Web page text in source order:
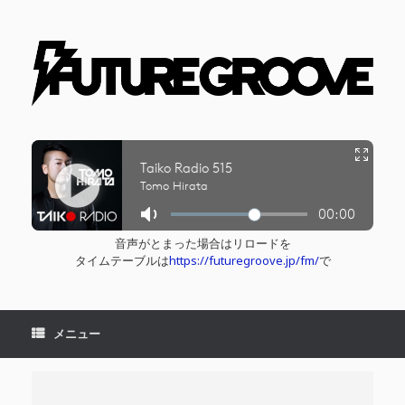
音声がとまった場合はリロードを
タイムテーブルはhttps://futuregroove.jp/fm/で
メニュー